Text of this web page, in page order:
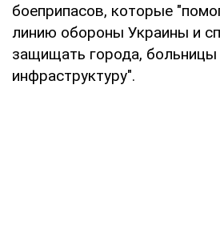
боеприпасов, которые
линию обороны Украины и
защищать города, больницы
инфраструктуру".